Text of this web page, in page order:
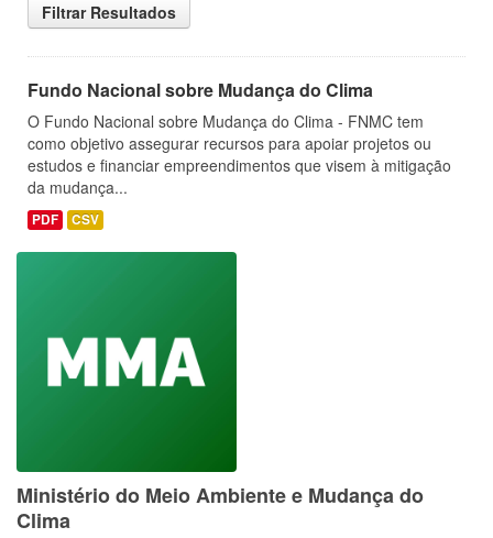
Filtrar Resultados
Fundo Nacional sobre Mudança do Clima
O Fundo Nacional sobre Mudança do Clima - FNMC tem
como objetivo assegurar recursos para apoiar projetos ou
estudos e financiar empreendimentos que visem à mitigação
da mudança...
PDF CSV
Ministério do Meio Ambiente e Mudança do
Clima